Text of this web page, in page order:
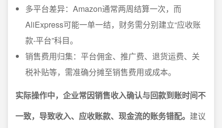
多平台差异：Amazon通常两周结算一次，而
AliExpress可能一单一结，财务需分别建立“应收账
款-平台”科目。
销售费用归集：平台佣金、推广费、退货运费、关
税补贴等，需准确分摊至销售费用或成本。
实际操作中，企业常因销售收入确认与回款到账时间不
一致，导致收入、应收账款、现金流的账务错配。 建议